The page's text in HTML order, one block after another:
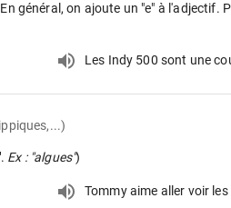
général, on ajoute un "e" à l'adjectif.
Les Indy 500 sont une
. Ex : "algues")
Tommy aime aller voir